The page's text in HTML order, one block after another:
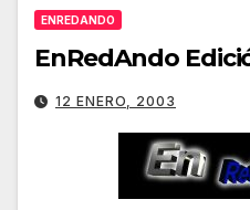
ENREDANDO
EnRedAndo
12 ENERO, 2003